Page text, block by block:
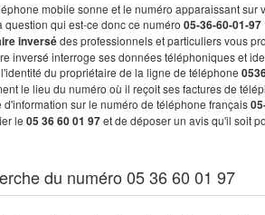
mobile sonne et le numéro apparaissant
question qui est-ce donc ce numéro 05-36-60-01-97
inversédes professionnels et particuliers vous
inversé interroge ses données téléphoniques et
du propriétaire de la ligne de téléphone
le lieu du numéro où il reçoit ses factures de
d'information sur le numéro de téléphone français
le 05 36 60 01 97et de déposer un avis qu'il soit
du numéro 05 36 60 01 97